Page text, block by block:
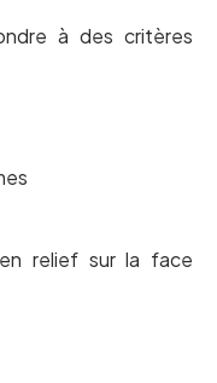
à des critères
relief sur la face